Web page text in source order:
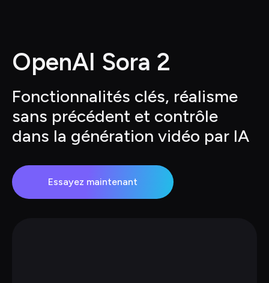
OpenAI Sora 2
Fonctionnalités clés, réalisme
sans précédent et contrôle
dans la génération vidéo par IA
Essayez maintenant